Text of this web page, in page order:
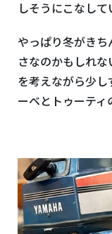
しそうにこなして
やっぱり冬がき
さなのかもしれ
を考えながら少
ーベとトゥーティ